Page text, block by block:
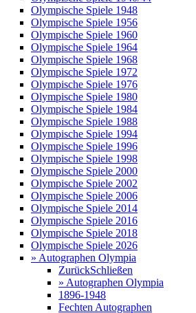
Olympische Spiele 1948
Olympische Spiele 1956
Olympische Spiele 1960
Olympische Spiele 1964
Olympische Spiele 1968
Olympische Spiele 1972
Olympische Spiele 1976
Olympische Spiele 1980
Olympische Spiele 1984
Olympische Spiele 1988
Olympische Spiele 1994
Olympische Spiele 1996
Olympische Spiele 1998
Olympische Spiele 2000
Olympische Spiele 2002
Olympische Spiele 2006
Olympische Spiele 2014
Olympische Spiele 2016
Olympische Spiele 2018
Olympische Spiele 2026
» Autographen Olympia
ZurückSchließen
» Autographen Olympia
1896-1948
Fechten Autographen